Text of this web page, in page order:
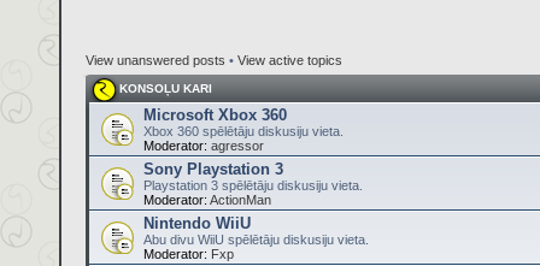
View unanswered posts • View active topics
KONSOĻU KARI
Microsoft Xbox 360
Xbox 360 spēlētāju diskusiju vieta.
Moderator: agressor
Sony Playstation 3
Playstation 3 spēlētāju diskusiju vieta.
Moderator: ActionMan
Nintendo WiiU
Abu divu WiiU spēlētāju diskusiju vieta.
Moderator: Fxp